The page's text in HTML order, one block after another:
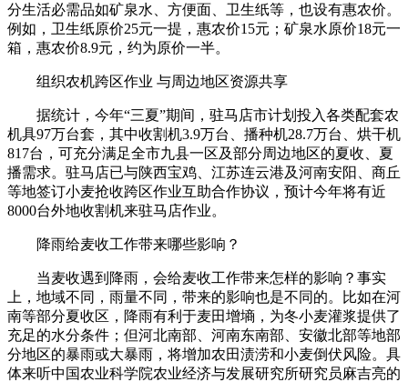
分生活必需品如矿泉水、方便面、卫生纸等，也设有惠农价。
例如，卫生纸原价25元一提，惠农价15元；矿泉水原价18元一
箱，惠农价8.9元，约为原价一半。
组织农机跨区作业 与周边地区资源共享
据统计，今年“三夏”期间，驻马店市计划投入各类配套农
机具97万台套，其中收割机3.9万台、播种机28.7万台、烘干机
817台，可充分满足全市九县一区及部分周边地区的夏收、夏
播需求。驻马店已与陕西宝鸡、江苏连云港及河南安阳、商丘
等地签订小麦抢收跨区作业互助合作协议，预计今年将有近
8000台外地收割机来驻马店作业。
降雨给麦收工作带来哪些影响？
当麦收遇到降雨，会给麦收工作带来怎样的影响？事实
上，地域不同，雨量不同，带来的影响也是不同的。比如在河
南等部分夏收区，降雨有利于麦田增墒，为冬小麦灌浆提供了
充足的水分条件；但河北南部、河南东南部、安徽北部等地部
分地区的暴雨或大暴雨，将增加农田渍涝和小麦倒伏风险。具
体来听中国农业科学院农业经济与发展研究所研究员麻吉亮的